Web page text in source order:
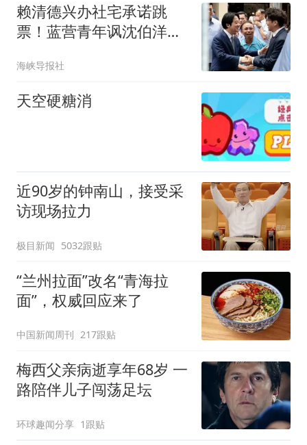
赖清德兴办社宅承诺跳
票！蓝营青年讽沈伯洋：
海峡导报社
天空硬糖消
近90岁的钟南山，接受采
访现场拉力
极目新闻 5032跟贴
“兰州拉面”改名“青海拉
面”，权威回应来了
中国新闻周刊 217跟贴
梅西父亲病逝享年68岁 一
路陪伴儿子闯荡足坛
环球趣闻分享 1跟贴